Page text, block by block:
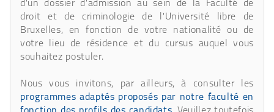
d'un dossier d'admission au sein de la Faculté de
droit et de criminologie de l'Université libre de
Bruxelles, en fonction de votre nationalité ou de
votre lieu de résidence et du cursus auquel vous
souhaitez postuler.
Nous vous invitons, par ailleurs, à consulter les
programmes adaptés proposés par notre faculté en